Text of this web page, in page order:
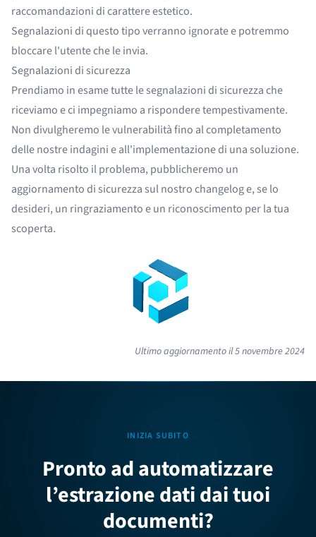
raccomandazioni di carattere estetico.
Segnalazioni di questo tipo verranno ignorate e potremmo
bloccare l'utente che le invia.
Segnalazioni di sicurezza
Prendiamo in esame tutte le segnalazioni di sicurezza che
riceviamo e ci impegniamo a rispondere tempestivamente.
Non divulgheremo le vulnerabilità fino al completamento
delle nostre indagini e all'implementazione di una soluzione.
Una volta risolto il problema, pubblicheremo un
aggiornamento di sicurezza sul nostrochangeloge, se lo
desideri, un ringraziamento e un riconoscimento per la tua
scoperta.
Ultimo aggiornamento il5 novembre 2024
INIZIA SUBITO
Pronto ad automatizzare
l’estrazione dati dai tuoi
documenti?